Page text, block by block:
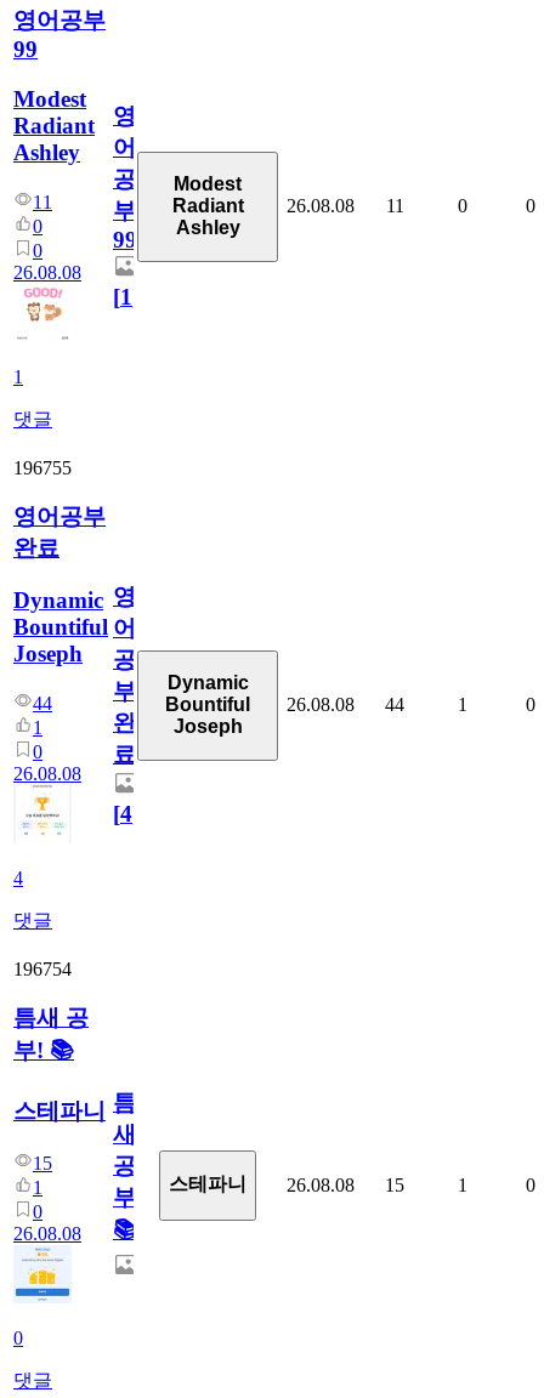
영어공부
99
Modest
Radiant
Ashley
11
0
0
26.08.08
1
댓글
영
어
공
부
99
[1]
Modest
Radiant
Ashley
26.08.08 11 0 0
196755
영어공부
완료
Dynamic
Bountiful
Joseph
44
1
0
26.08.08
4
댓글
영
어
공
부
완
료
[4]
Dynamic
Bountiful
Joseph
26.08.08 44 1 0
196754
틈새 공
부! 📚
스테파니
15
1
0
26.08.08
0
댓글
틈
새
공
부!
📚
스테파니 26.08.08 15 1 0